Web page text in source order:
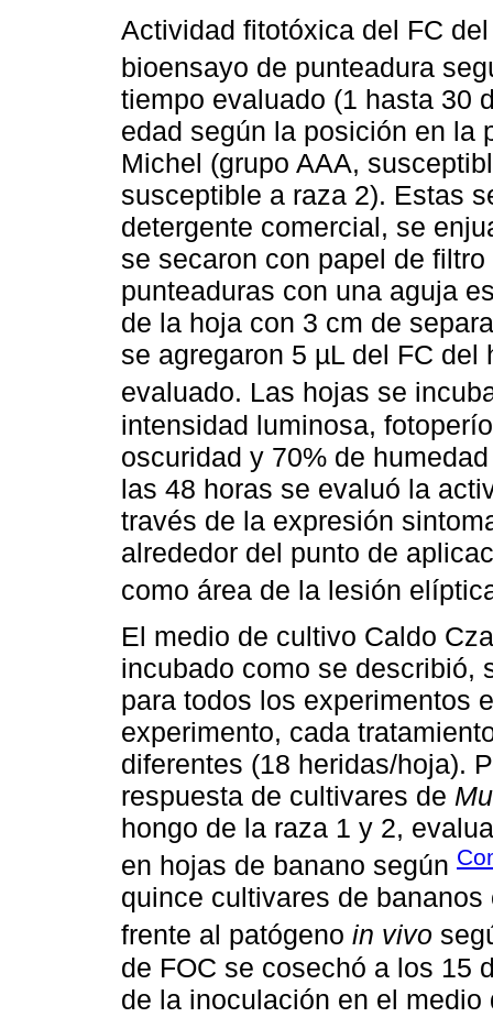
Actividad fitotóxica del FC
bioensayo de punteadura
tiempo evaluado (1 hasta 30
edad según la posición en la
Michel (grupo AAA,
susceptible a raza 2). Estas
detergente comercial, se
se secaron con papel de
punteaduras con una aguja
de la hoja con 3 cm de
se agregaron 5 µL del FC
evaluado. Las hojas se
intensidad luminosa,
oscuridad y 70% de
las 48 horas se evaluó la
través de la expresión
alrededor del punto de
como área de la lesión
El medio de cultivo Caldo
incubado como se describió,
para todos los experimentos
experimento, cada
diferentes (18 heridas/hoja).
respuesta de cultivares de
hongo de la raza 1 y 2,
en hojas de banano según
quince cultivares de
frente al patógeno in vivo
de FOC se cosechó a los 15
de la inoculación en el